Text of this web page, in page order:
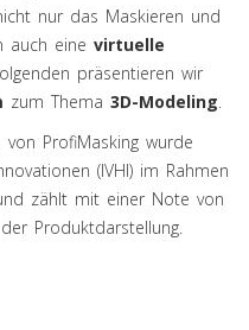
nur das Maskieren und
auch eine virtuelle
präsentieren wir
zum Thema 3D-Modeling.
von ProfiMasking wurde
(IVHI) im Rahmen
zählt mit einer Note von
Produktdarstellung.